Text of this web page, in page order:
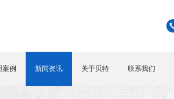
案例 新闻资讯 关于贝特 联系我们